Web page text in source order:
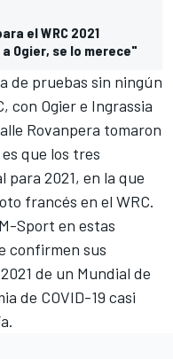
el WRC 2021
Ogier, se lo merece"
de pruebas sin ningún
con Ogier e Ingrassia
Rovanpera tomaron
que los tres
2021, en la que
francés en el WRC.
M-Sport en estas
confirmen sus
de un Mundial de
de COVID-19 casi